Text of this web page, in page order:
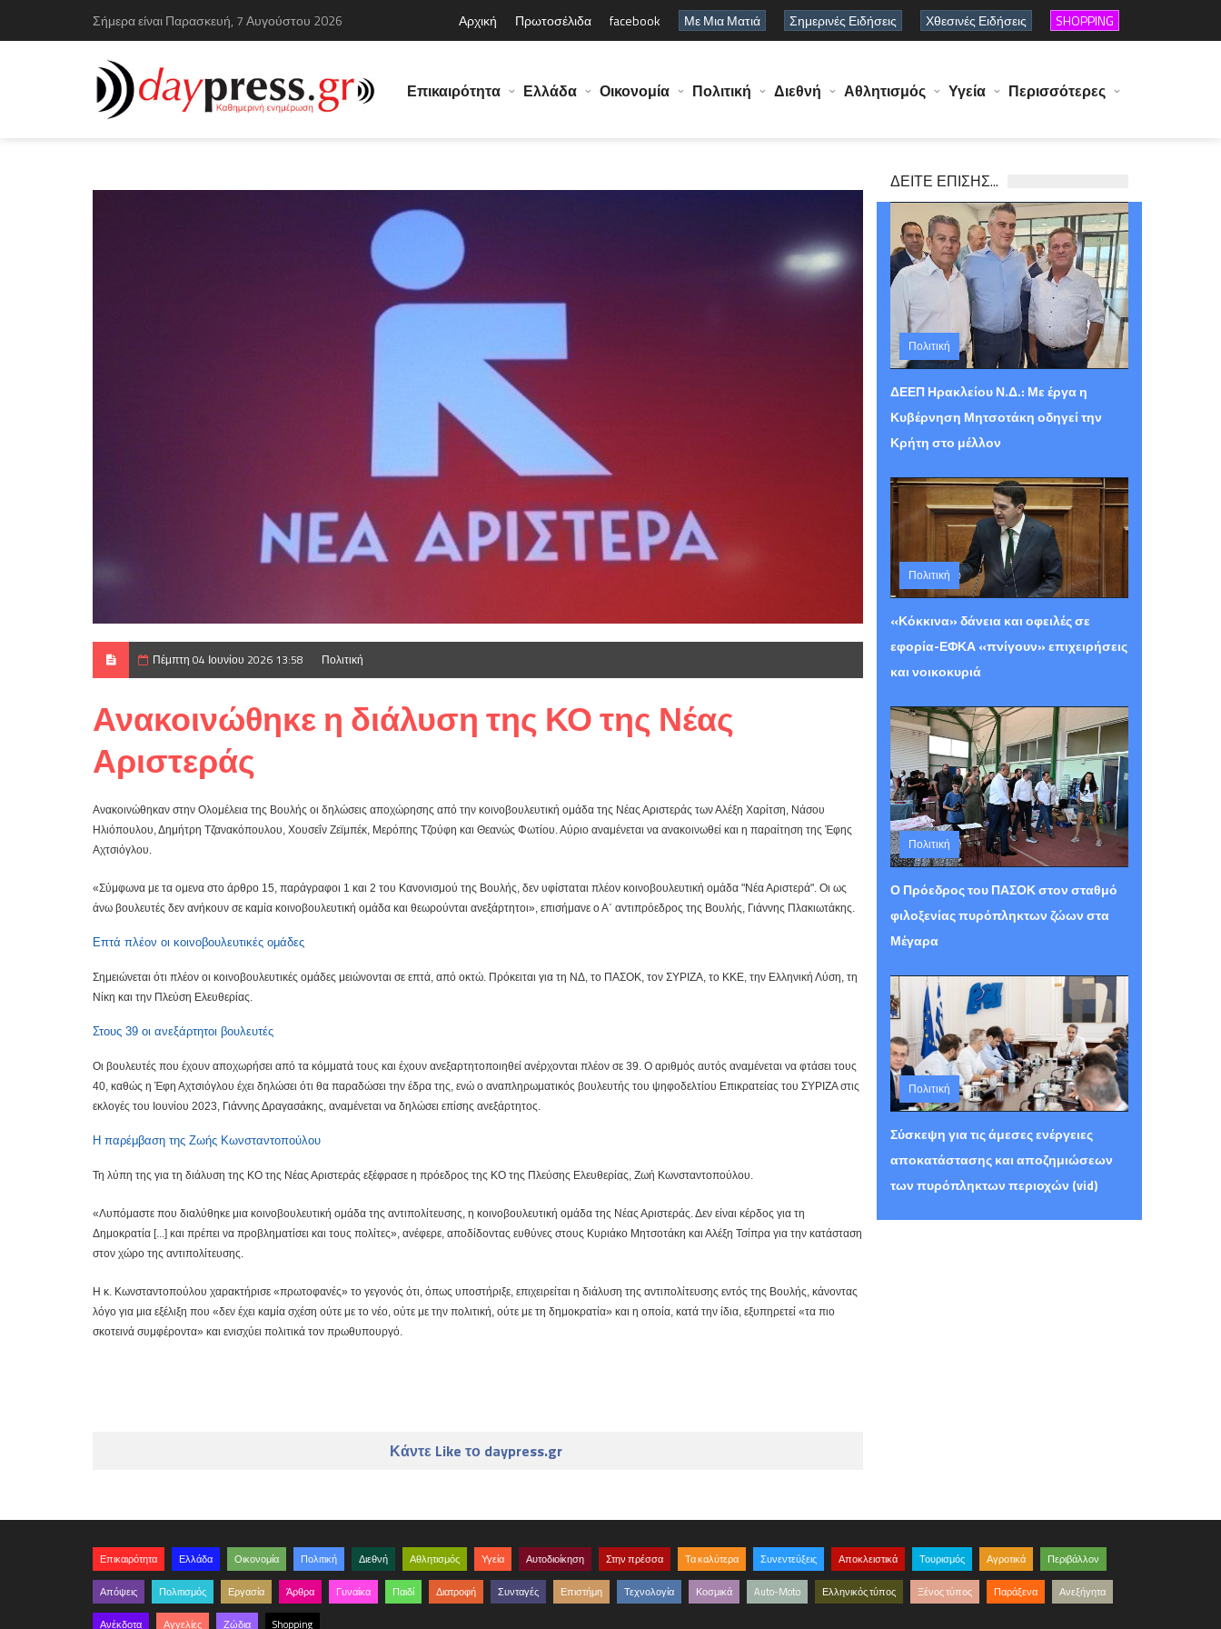
Σήμερα είναι Παρασκευή, 7 Αυγούστου 2026 Αρχική Πρωτοσέλιδα facebook Με Μια Ματιά Σημερινές Ειδήσεις Χθεσινές Ειδήσεις SHOPPING
Επικαιρότητα Ελλάδα Οικονομία Πολιτική Διεθνή Αθλητισμός Υγεία Περισσότερες
Πέμπτη 04 Ιουνίου 2026 13:58 Πολιτική
Ανακοινώθηκε η διάλυση της ΚΟ της Νέας
Αριστεράς
Ανακοινώθηκαν στην Ολομέλεια της Βουλής οι δηλώσεις αποχώρησης από την κοινοβουλευτική ομάδα της Νέας Αριστεράς των Αλέξη Χαρίτση, Νάσου
Ηλιόπουλου, Δημήτρη Τζανακόπουλου, Χουσεΐν Ζεϊμπέκ, Μερόπης Τζούφη και Θεανώς Φωτίου. Αύριο αναμένεται να ανακοινωθεί και η παραίτηση της Έφης
Αχτσιόγλου.
«Σύμφωνα με τα ομενα στο άρθρο 15, παράγραφοι 1 και 2 του Κανονισμού της Βουλής, δεν υφίσταται πλέον κοινοβουλευτική ομάδα "Νέα Αριστερά". Οι ως
άνω βουλευτές δεν ανήκουν σε καμία κοινοβουλευτική ομάδα και θεωρούνται ανεξάρτητοι», επισήμανε ο Α΄ αντιπρόεδρος της Βουλής, Γιάννης Πλακιωτάκης.
Επτά πλέον οι κοινοβουλευτικές ομάδες
Σημειώνεται ότι πλέον οι κοινοβουλευτικές ομάδες μειώνονται σε επτά, από οκτώ. Πρόκειται για τη ΝΔ, το ΠΑΣΟΚ, τον ΣΥΡΙΖΑ, το ΚΚΕ, την Ελληνική Λύση, τη
Νίκη και την Πλεύση Ελευθερίας.
Στους 39 οι ανεξάρτητοι βουλευτές
Οι βουλευτές που έχουν αποχωρήσει από τα κόμματά τους και έχουν ανεξαρτητοποιηθεί ανέρχονται πλέον σε 39. Ο αριθμός αυτός αναμένεται να φτάσει τους
40, καθώς η Έφη Αχτσιόγλου έχει δηλώσει ότι θα παραδώσει την έδρα της, ενώ ο αναπληρωματικός βουλευτής του ψηφοδελτίου Επικρατείας του ΣΥΡΙΖΑ στις
εκλογές του Ιουνίου 2023, Γιάννης Δραγασάκης, αναμένεται να δηλώσει επίσης ανεξάρτητος.
Η παρέμβαση της Ζωής Κωνσταντοπούλου
Τη λύπη της για τη διάλυση της ΚΟ της Νέας Αριστεράς εξέφρασε η πρόεδρος της ΚΟ της Πλεύσης Ελευθερίας, Ζωή Κωνσταντοπούλου.
«Λυπόμαστε που διαλύθηκε μια κοινοβουλευτική ομάδα της αντιπολίτευσης, η κοινοβουλευτική ομάδα της Νέας Αριστεράς. Δεν είναι κέρδος για τη
Δημοκρατία [...] και πρέπει να προβληματίσει και τους πολίτες», ανέφερε, αποδίδοντας ευθύνες στους Κυριάκο Μητσοτάκη και Αλέξη Τσίπρα για την κατάσταση
στον χώρο της αντιπολίτευσης.
Η κ. Κωνσταντοπούλου χαρακτήρισε «πρωτοφανές» το γεγονός ότι, όπως υποστήριξε, επιχειρείται η διάλυση της αντιπολίτευσης εντός της Βουλής, κάνοντας
λόγο για μια εξέλιξη που «δεν έχει καμία σχέση ούτε με το νέο, ούτε με την πολιτική, ούτε με τη δημοκρατία» και η οποία, κατά την ίδια, εξυπηρετεί «τα πιο
σκοτεινά συμφέροντα» και ενισχύει πολιτικά τον πρωθυπουργό.
Κάντε Like το daypress.gr
ΔΕΙΤΕ ΕΠΙΣΗΣ...
Πολιτική
Παρασκευή 07 Αυγούστου 2026 15:03
ΔΕΕΠ Ηρακλείου Ν.Δ.: Με έργα η
Κυβέρνηση Μητσοτάκη οδηγεί την
Κρήτη στο μέλλον
Πολιτική
Πέμπτη 06 Αυγούστου 2026 12:29
«Κόκκινα» δάνεια και οφειλές σε
εφορία-ΕΦΚΑ «πνίγουν» επιχειρήσεις
και νοικοκυριά
Πολιτική
Τετάρτη 05 Αυγούστου 2026 15:30
Ο Πρόεδρος του ΠΑΣΟΚ στον σταθμό
φιλοξενίας πυρόπληκτων ζώων στα
Μέγαρα
Πολιτική
Τετάρτη 05 Αυγούστου 2026 15:26
Σύσκεψη για τις άμεσες ενέργειες
αποκατάστασης και αποζημιώσεων
των πυρόπληκτων περιοχών (vid)
Επικαιρότητα Ελλάδα Οικονομία Πολιτική Διεθνή Αθλητισμός Υγεία Αυτοδιοίκηση Στην πρέσσα Τα καλύτερα Συνεντεύξεις Αποκλειστικά Τουρισμός Αγροτικά Περιβάλλον
Απόψεις Πολιτισμός Εργασία Άρθρα Γυναίκα Παιδί Διατροφή Συνταγές Επιστήμη Τεχνολογία Κοσμικά Auto-Moto Ελληνικός τύπος Ξένος τύπος Παράξενα Ανεξήγητα
Ανέκδοτα Αγγελίες Ζώδια Shopping